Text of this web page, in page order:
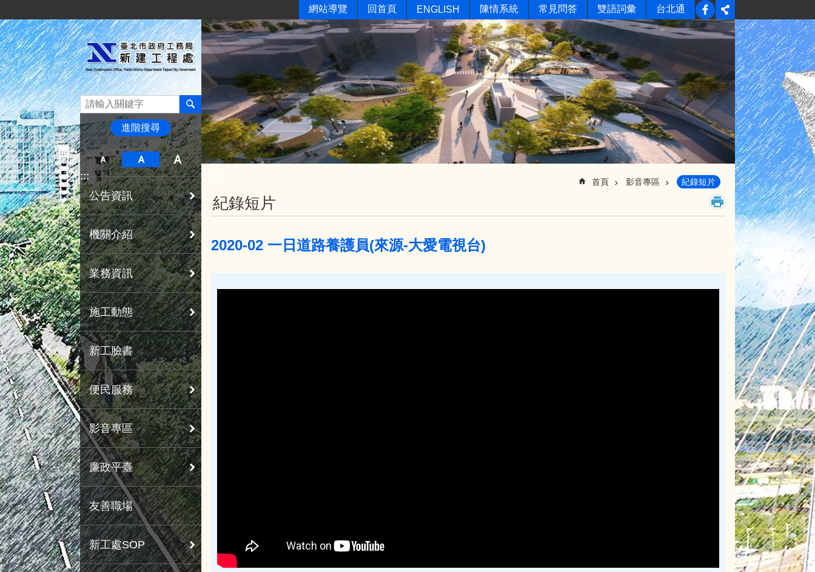
網站導覽 回首頁 ENGLISH 陳情系統 常見問答 雙語詞彙 台北通
進階搜尋
:::
公告資訊
機關介紹
業務資訊
施工動態
新工臉書
便民服務
影音專區
廉政平臺
友善職場
新工處SOP
首頁 影音專區 紀錄短片
紀錄短片
2020-02 一日道路養護員(來源-大愛電視台)